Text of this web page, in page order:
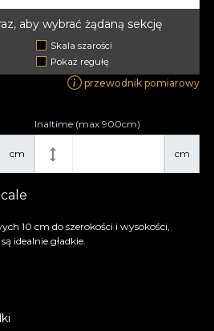
aby wybrać żądaną sekcję
Skala szarości
Pokaż regułę
przewodnik pomiarowy
cm cm
Inaltime (max 900cm)
cale
10 cm do szerokości i wysokości,
idealnie gładkie.